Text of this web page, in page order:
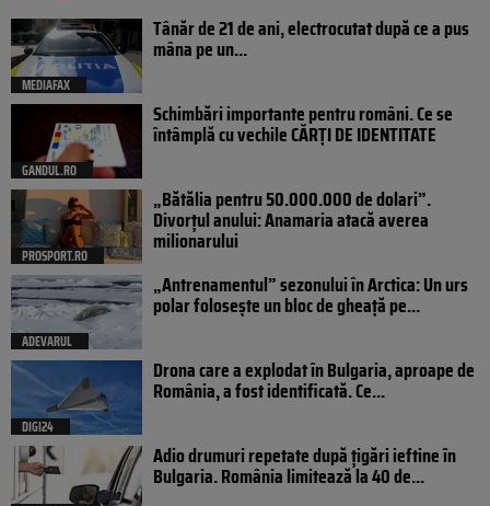
MEDIAFAX
Tânăr de 21 de ani, electrocutat după ce a pus
mâna pe un...
GANDUL.RO
Schimbări importante pentru români. Ce se
întâmplă cu vechile CĂRȚI DE IDENTITATE
PROSPORT.RO
„Bătălia pentru 50.000.000 de dolari”.
Divorțul anului: Anamaria atacă averea
milionarului
ADEVARUL
„Antrenamentul” sezonului în Arctica: Un urs
polar folosește un bloc de gheață pe...
DIGI24
Drona care a explodat în Bulgaria, aproape de
România, a fost identificată. Ce...
Adio drumuri repetate după țigări ieftine în
Bulgaria. România limitează la 40 de...